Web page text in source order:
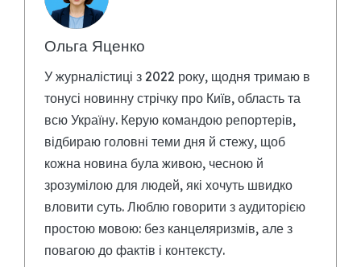
Ольга Яценко
У журналістиці з 2022 року, щодня тримаю в
тонусі новинну стрічку про Київ, область та
всю Україну. Керую командою репортерів,
відбираю головні теми дня й стежу, щоб
кожна новина була живою, чесною й
зрозумілою для людей, які хочуть швидко
вловити суть. Люблю говорити з аудиторією
простою мовою: без канцеляризмів, але з
повагою до фактів і контексту.